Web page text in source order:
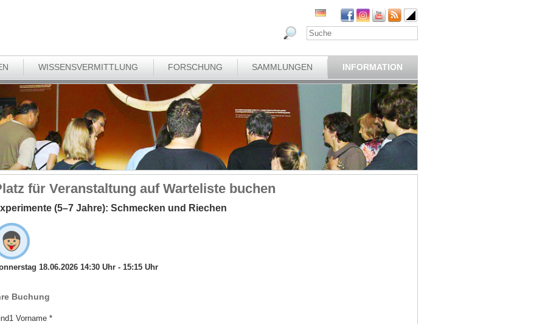
WISSENSVERMITTLUNG FORSCHUNG SAMMLUNGEN INFORMATION
für Veranstaltung auf Warteliste buchen
(5–7 Jahre): Schmecken und Riechen
18.06.2026 14:30 Uhr - 15:15 Uhr
Buchung
Vorname *